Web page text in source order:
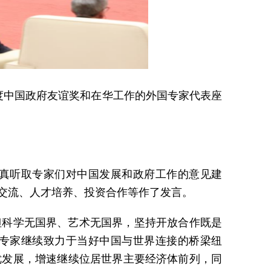
国政府友谊奖和在华工作的外国专家代表座
听取专家们对中国发展和政府工作的意见建
、人才培养、投资合作等作了发言。
学无国界、艺术无国界，坚持开放合作既是
家继续致力于当好中国与世界连接的桥梁纽
展，增速继续位居世界主要经济体前列，同